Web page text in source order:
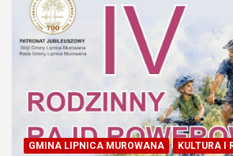
GMINA LIPNICA MUROWANA
KULTURA I